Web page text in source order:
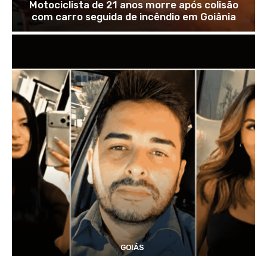
Motociclista de 21 anos morre após colisão
com carro seguida de incêndio em Goiânia
GOIÁS